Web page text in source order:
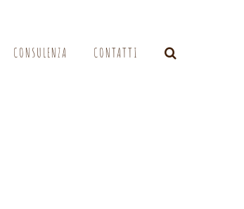
CONSULENZA CONTATTI